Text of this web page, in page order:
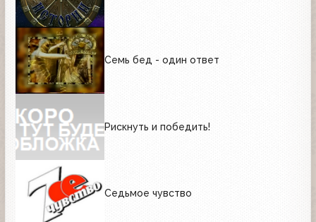
Семь бед - один ответ
Рискнуть и победить!
Седьмое чувство